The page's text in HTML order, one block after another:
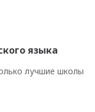
языка
лучшие школы